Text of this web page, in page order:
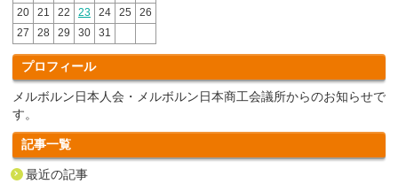
20
21 22 23 24 25
26
27
28 29 30 31
プロフィール
メルボルン日本人会・メルボルン日本商工会議所からのお知らせで
す。
記事一覧
最近の記事